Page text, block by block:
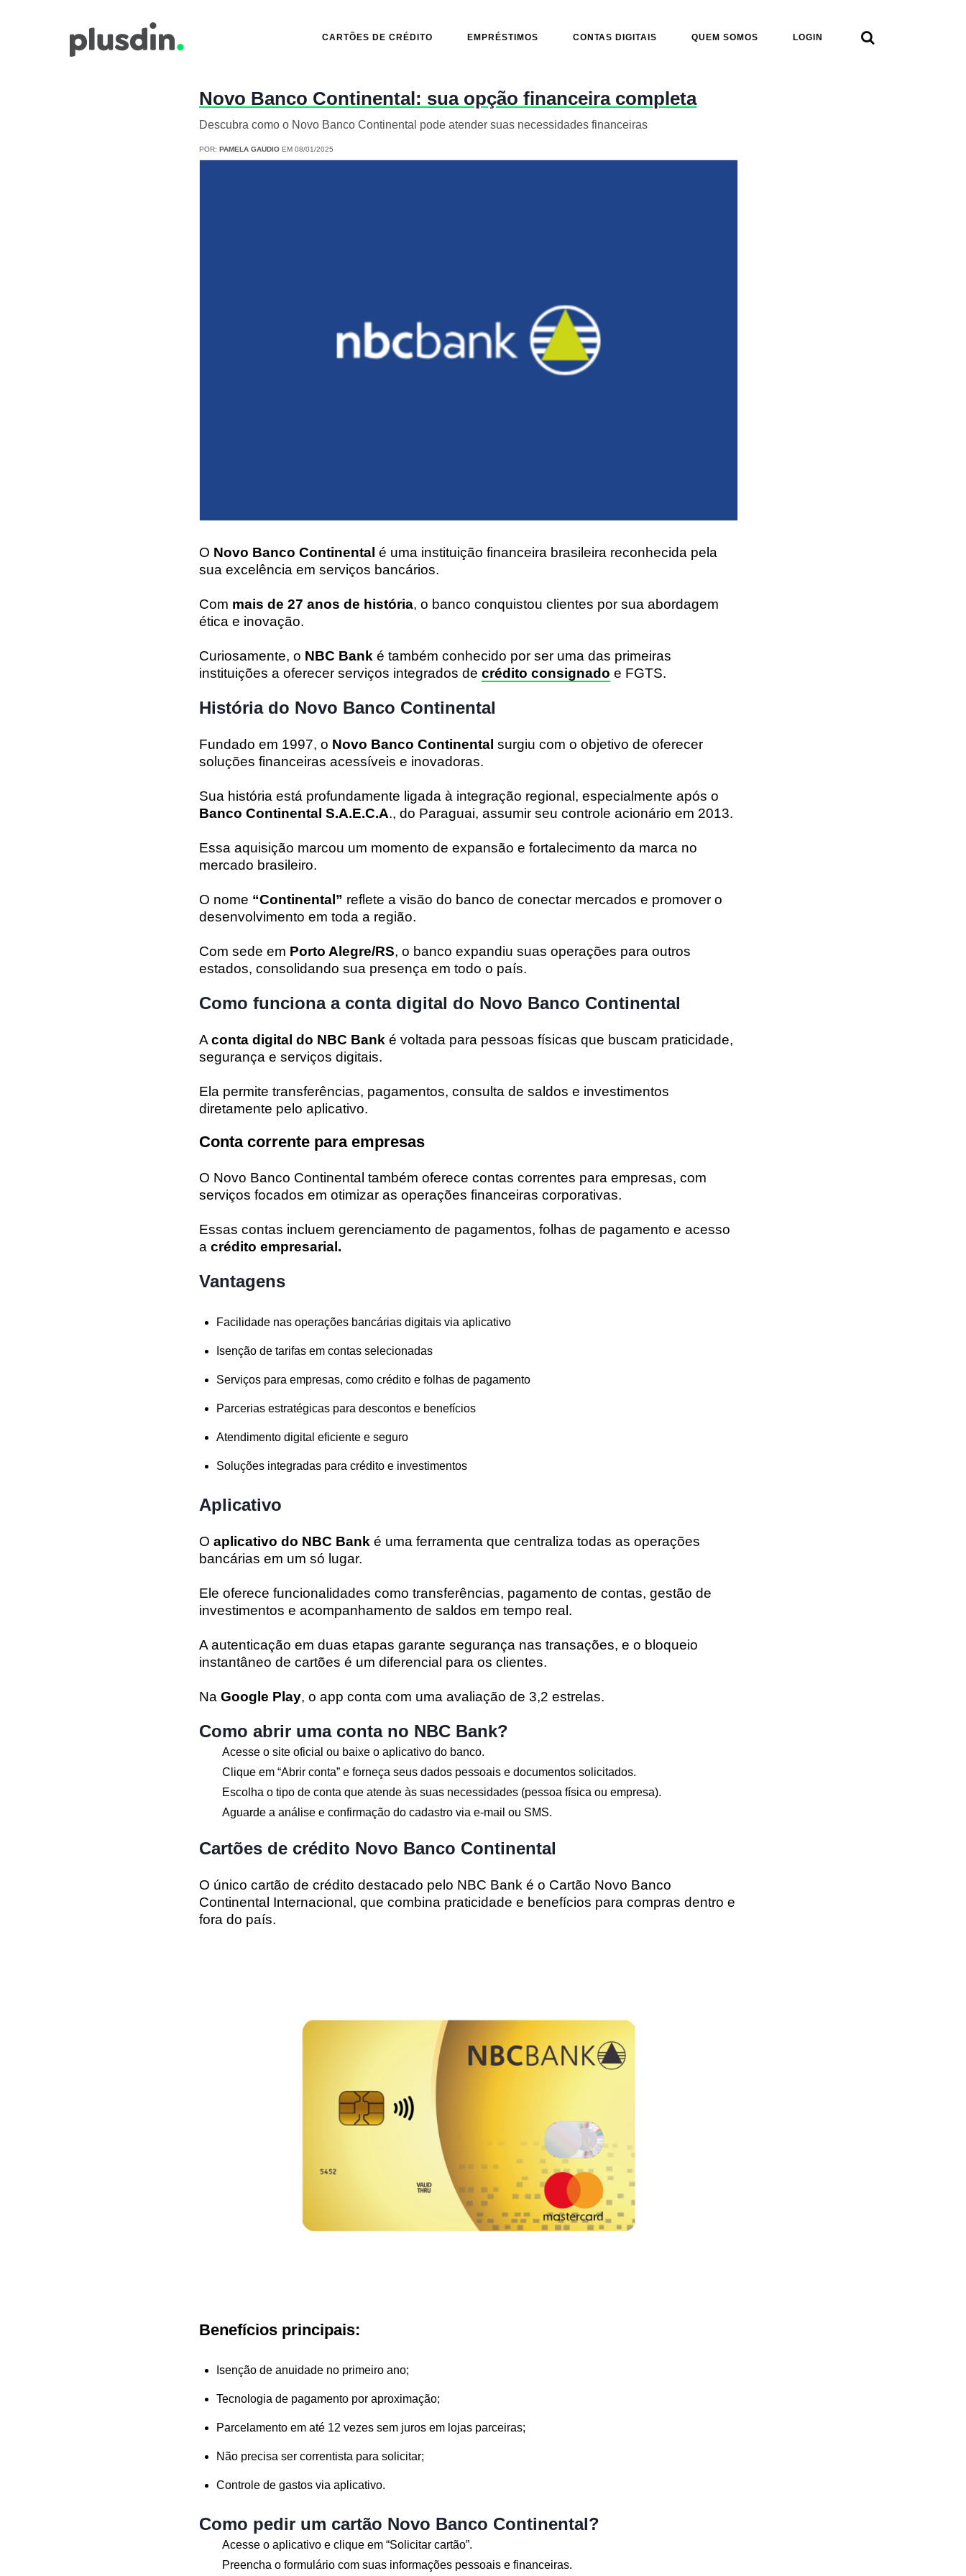
CARTÕES DE CRÉDITO EMPRÉSTIMOS CONTAS DIGITAIS QUEM SOMOS LOGIN 
Novo Banco Continental: sua opção financeira completa
Descubra como o Novo Banco Continental pode atender suas necessidades financeiras
POR: PAMELA GAUDIO EM 08/01/2025
O Novo Banco Continental é uma instituição financeira brasileira reconhecida pela
sua excelência em serviços bancários.
Com mais de 27 anos de história, o banco conquistou clientes por sua abordagem
ética e inovação.
Curiosamente, o NBC Bank é também conhecido por ser uma das primeiras
instituições a oferecer serviços integrados de crédito consignado e FGTS.
História do Novo Banco Continental
Fundado em 1997, o Novo Banco Continental surgiu com o objetivo de oferecer
soluções financeiras acessíveis e inovadoras.
Sua história está profundamente ligada à integração regional, especialmente após o
Banco Continental S.A.E.C.A., do Paraguai, assumir seu controle acionário em 2013.
Essa aquisição marcou um momento de expansão e fortalecimento da marca no
mercado brasileiro.
O nome “Continental” reflete a visão do banco de conectar mercados e promover o
desenvolvimento em toda a região.
Com sede em Porto Alegre/RS, o banco expandiu suas operações para outros
estados, consolidando sua presença em todo o país.
Como funciona a conta digital do Novo Banco Continental
A conta digital do NBC Bank é voltada para pessoas físicas que buscam praticidade,
segurança e serviços digitais.
Ela permite transferências, pagamentos, consulta de saldos e investimentos
diretamente pelo aplicativo.
Conta corrente para empresas
O Novo Banco Continental também oferece contas correntes para empresas, com
serviços focados em otimizar as operações financeiras corporativas.
Essas contas incluem gerenciamento de pagamentos, folhas de pagamento e acesso
a crédito empresarial.
Vantagens
Facilidade nas operações bancárias digitais via aplicativo
Isenção de tarifas em contas selecionadas
Serviços para empresas, como crédito e folhas de pagamento
Parcerias estratégicas para descontos e benefícios
Atendimento digital eficiente e seguro
Soluções integradas para crédito e investimentos
Aplicativo
O aplicativo do NBC Bank é uma ferramenta que centraliza todas as operações
bancárias em um só lugar.
Ele oferece funcionalidades como transferências, pagamento de contas, gestão de
investimentos e acompanhamento de saldos em tempo real.
A autenticação em duas etapas garante segurança nas transações, e o bloqueio
instantâneo de cartões é um diferencial para os clientes.
Na Google Play, o app conta com uma avaliação de 3,2 estrelas.
Como abrir uma conta no NBC Bank?
Acesse o site oficial ou baixe o aplicativo do banco.
Clique em “Abrir conta” e forneça seus dados pessoais e documentos solicitados.
Escolha o tipo de conta que atende às suas necessidades (pessoa física ou empresa).
Aguarde a análise e confirmação do cadastro via e-mail ou SMS.
Cartões de crédito Novo Banco Continental
O único cartão de crédito destacado pelo NBC Bank é o Cartão Novo Banco
Continental Internacional, que combina praticidade e benefícios para compras dentro e
fora do país.
Benefícios principais:
Isenção de anuidade no primeiro ano;
Tecnologia de pagamento por aproximação;
Parcelamento em até 12 vezes sem juros em lojas parceiras;
Não precisa ser correntista para solicitar;
Controle de gastos via aplicativo.
Como pedir um cartão Novo Banco Continental?
Acesse o aplicativo e clique em “Solicitar cartão”.
Preencha o formulário com suas informações pessoais e financeiras.